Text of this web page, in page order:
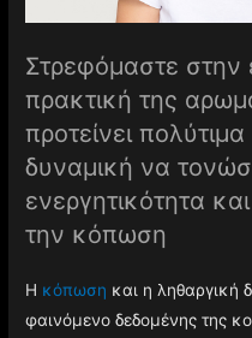
Στρεφόμαστε στην
πρακτική της
προτείνει
δυναμική να
ενεργητικότητα
την κόπωση
Η κόπωση και η ληθαργική
φαινόμενο δεδομένης της